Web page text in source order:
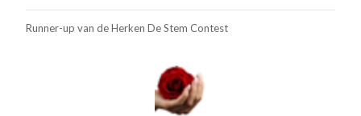
Runner-up van de Herken De Stem Contest